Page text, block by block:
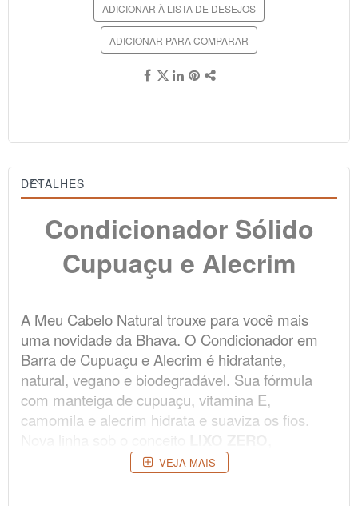
ADICIONAR À LISTA DE DESEJOS
ADICIONAR PARA COMPARAR
DETALHES
Condicionador Sólido
Cupuaçu e Alecrim
A Meu Cabelo Natural trouxe para você mais
uma novidade da Bhava. O Condicionador em
Barra de Cupuaçu e Alecrim é hidratante,
natural, vegano e biodegradável. Sua fórmula
com manteiga de cupuaçu, vitamina E,
camomila e alecrim hidrata e suaviza os fios.
embalagens feitas de PAPEL SEMENTE, é só
picar, jogar na terra e regar. Aguarde e se
VEJA MAIS